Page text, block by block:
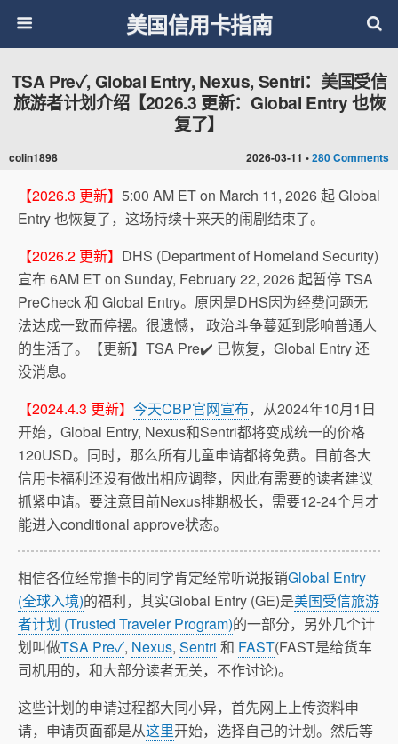
美国信用卡指南
2026-03-11 •280 Comments
TSA Pre✓, Global Entry, Nexus, Sentri：美国受信
旅游者计划介绍【2026.3 更新：Global Entry 也恢
复了】
colin1898
【2026.3 更新】 5:00 AM ET on March 11, 2026 起 Global
Entry 也恢复了，这场持续十来天的闹剧结束了。
【2026.2 更新】 DHS (Department of Homeland Security)
宣布 6AM ET on Sunday, February 22, 2026 起暂停 TSA
PreCheck 和 Global Entry。原因是DHS因为经费问题无
法达成一致而停摆。很遗憾， 政治斗争蔓延到影响普通人
的生活了。【更新】TSA Pre✔️ 已恢复，Global Entry 还
没消息。
【2024.4.3 更新】 今天CBP官网宣布，从2024年10月1日
开始，Global Entry, Nexus和Sentri都将变成统一的价格
120USD。同时，那么所有儿童申请都将免费。目前各大
信用卡福利还没有做出相应调整，因此有需要的读者建议
抓紧申请。要注意目前Nexus排期极长，需要12-24个月才
能进入conditional approve状态。
相信各位经常撸卡的同学肯定经常听说报销Global Entry
(全球入境)的福利，其实Global Entry (GE)是美国受信旅游
者计划 (Trusted Traveler Program)的一部分，另外几个计
划叫做TSA Pre✓, Nexus, Sentri 和 FAST(FAST是给货车
司机用的，和大部分读者无关，不作讨论)。
这些计划的申请过程都大同小异，首先网上上传资料申
请，申请页面都是从这里开始，选择自己的计划。然后等